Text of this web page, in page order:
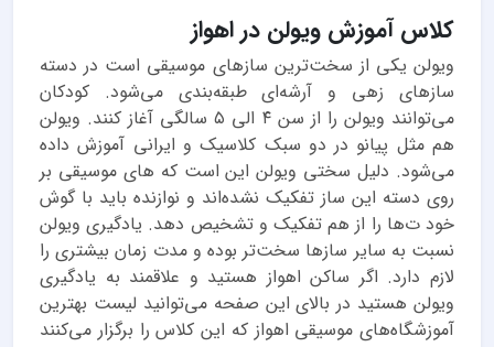
کلاس آموزش ویولن در اهواز
ویولن یکی از سخت‌ترین سازهای موسیقی است در دسته
سازهای زهی و آرشه‌ای طبقه‌بندی می‌شود. کودکان
می‌توانند ویولن را از سن ۴ الی ۵ سالگی آغاز کنند. ویولن
هم مثل پیانو در دو سبک کلاسیک و ایرانی آموزش داده
می‌شود. دلیل سختی ویولن این است که ‌های موسیقی بر
روی دسته این ساز تفکیک نشده‌اند و نوازنده باید با گوش
خود ت‌ها را از هم تفکیک و تشخیص دهد. یادگیری ویولن
نسبت به سایر سازها سخت‌تر بوده و مدت زمان بیشتری را
لازم دارد. اگر ساکن اهواز هستید و علاقمند به یادگیری
ویولن هستید در بالای این صفحه می‌توانید لیست بهترین
آموزشگاه‌های موسیقی اهواز که این کلاس را برگزار می‌کنند